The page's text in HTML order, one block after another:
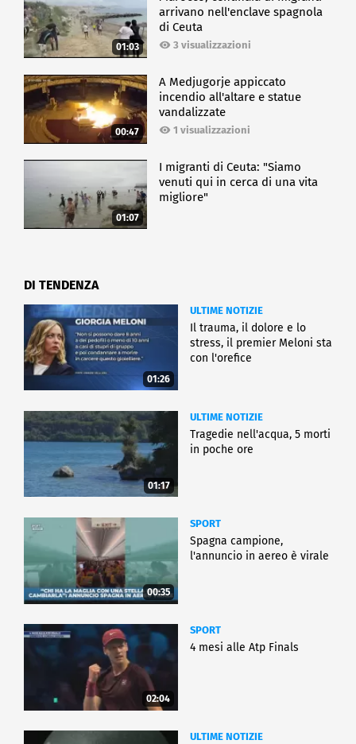
01:03
arrivano nell'enclave spagnola
di Ceuta
3 visualizzazioni
00:47
A Medjugorje appiccato
incendio all'altare e statue
vandalizzate
1 visualizzazioni
01:07
I migranti di Ceuta: "Siamo
venuti qui in cerca di una vita
migliore"
DI TENDENZA
01:26
ULTIME NOTIZIE
Il trauma, il dolore e lo
stress, il premier Meloni sta
con l'orefice
01:17
ULTIME NOTIZIE
Tragedie nell'acqua, 5 morti
in poche ore
00:35
SPORT
Spagna campione,
l'annuncio in aereo è virale
02:04
SPORT
4 mesi alle Atp Finals
ULTIME NOTIZIE